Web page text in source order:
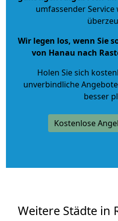
umfassender
Wir legen los, wenn Sie
von Hanau nach
Holen Sie sich
unverbindliche Angebote
besser
Kostenlose
Weitere Städte in